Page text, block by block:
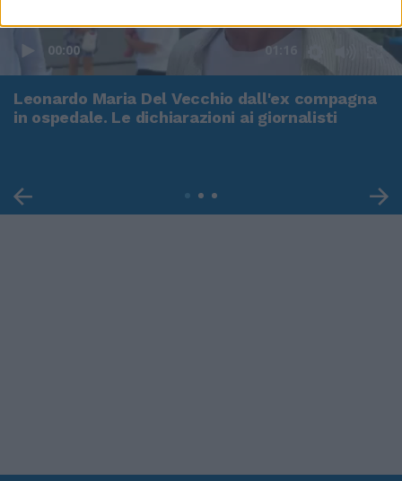
00:00 01:16
Leonardo Maria Del Vecchio dall'ex compagna
in ospedale. Le dichiarazioni ai giornalisti